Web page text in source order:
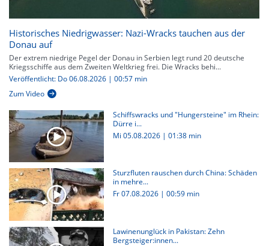
Historisches Niedrigwasser: Nazi-Wracks tauchen aus der
Donau auf
Der extrem niedrige Pegel der Donau in Serbien legt rund 20 deutsche
Kriegsschiffe aus dem Zweiten Weltkrieg frei. Die Wracks behi...
Veröffentlicht: Do 06.08.2026 | 00:57 min
Zum Video
Schiffswracks und "Hungersteine" im Rhein:
Dürre i...
Mi 05.08.2026 | 01:38 min
Sturzfluten rauschen durch China: Schäden
in mehre...
Fr 07.08.2026 | 00:59 min
Lawinenunglück in Pakistan: Zehn
Bergsteiger:innen...